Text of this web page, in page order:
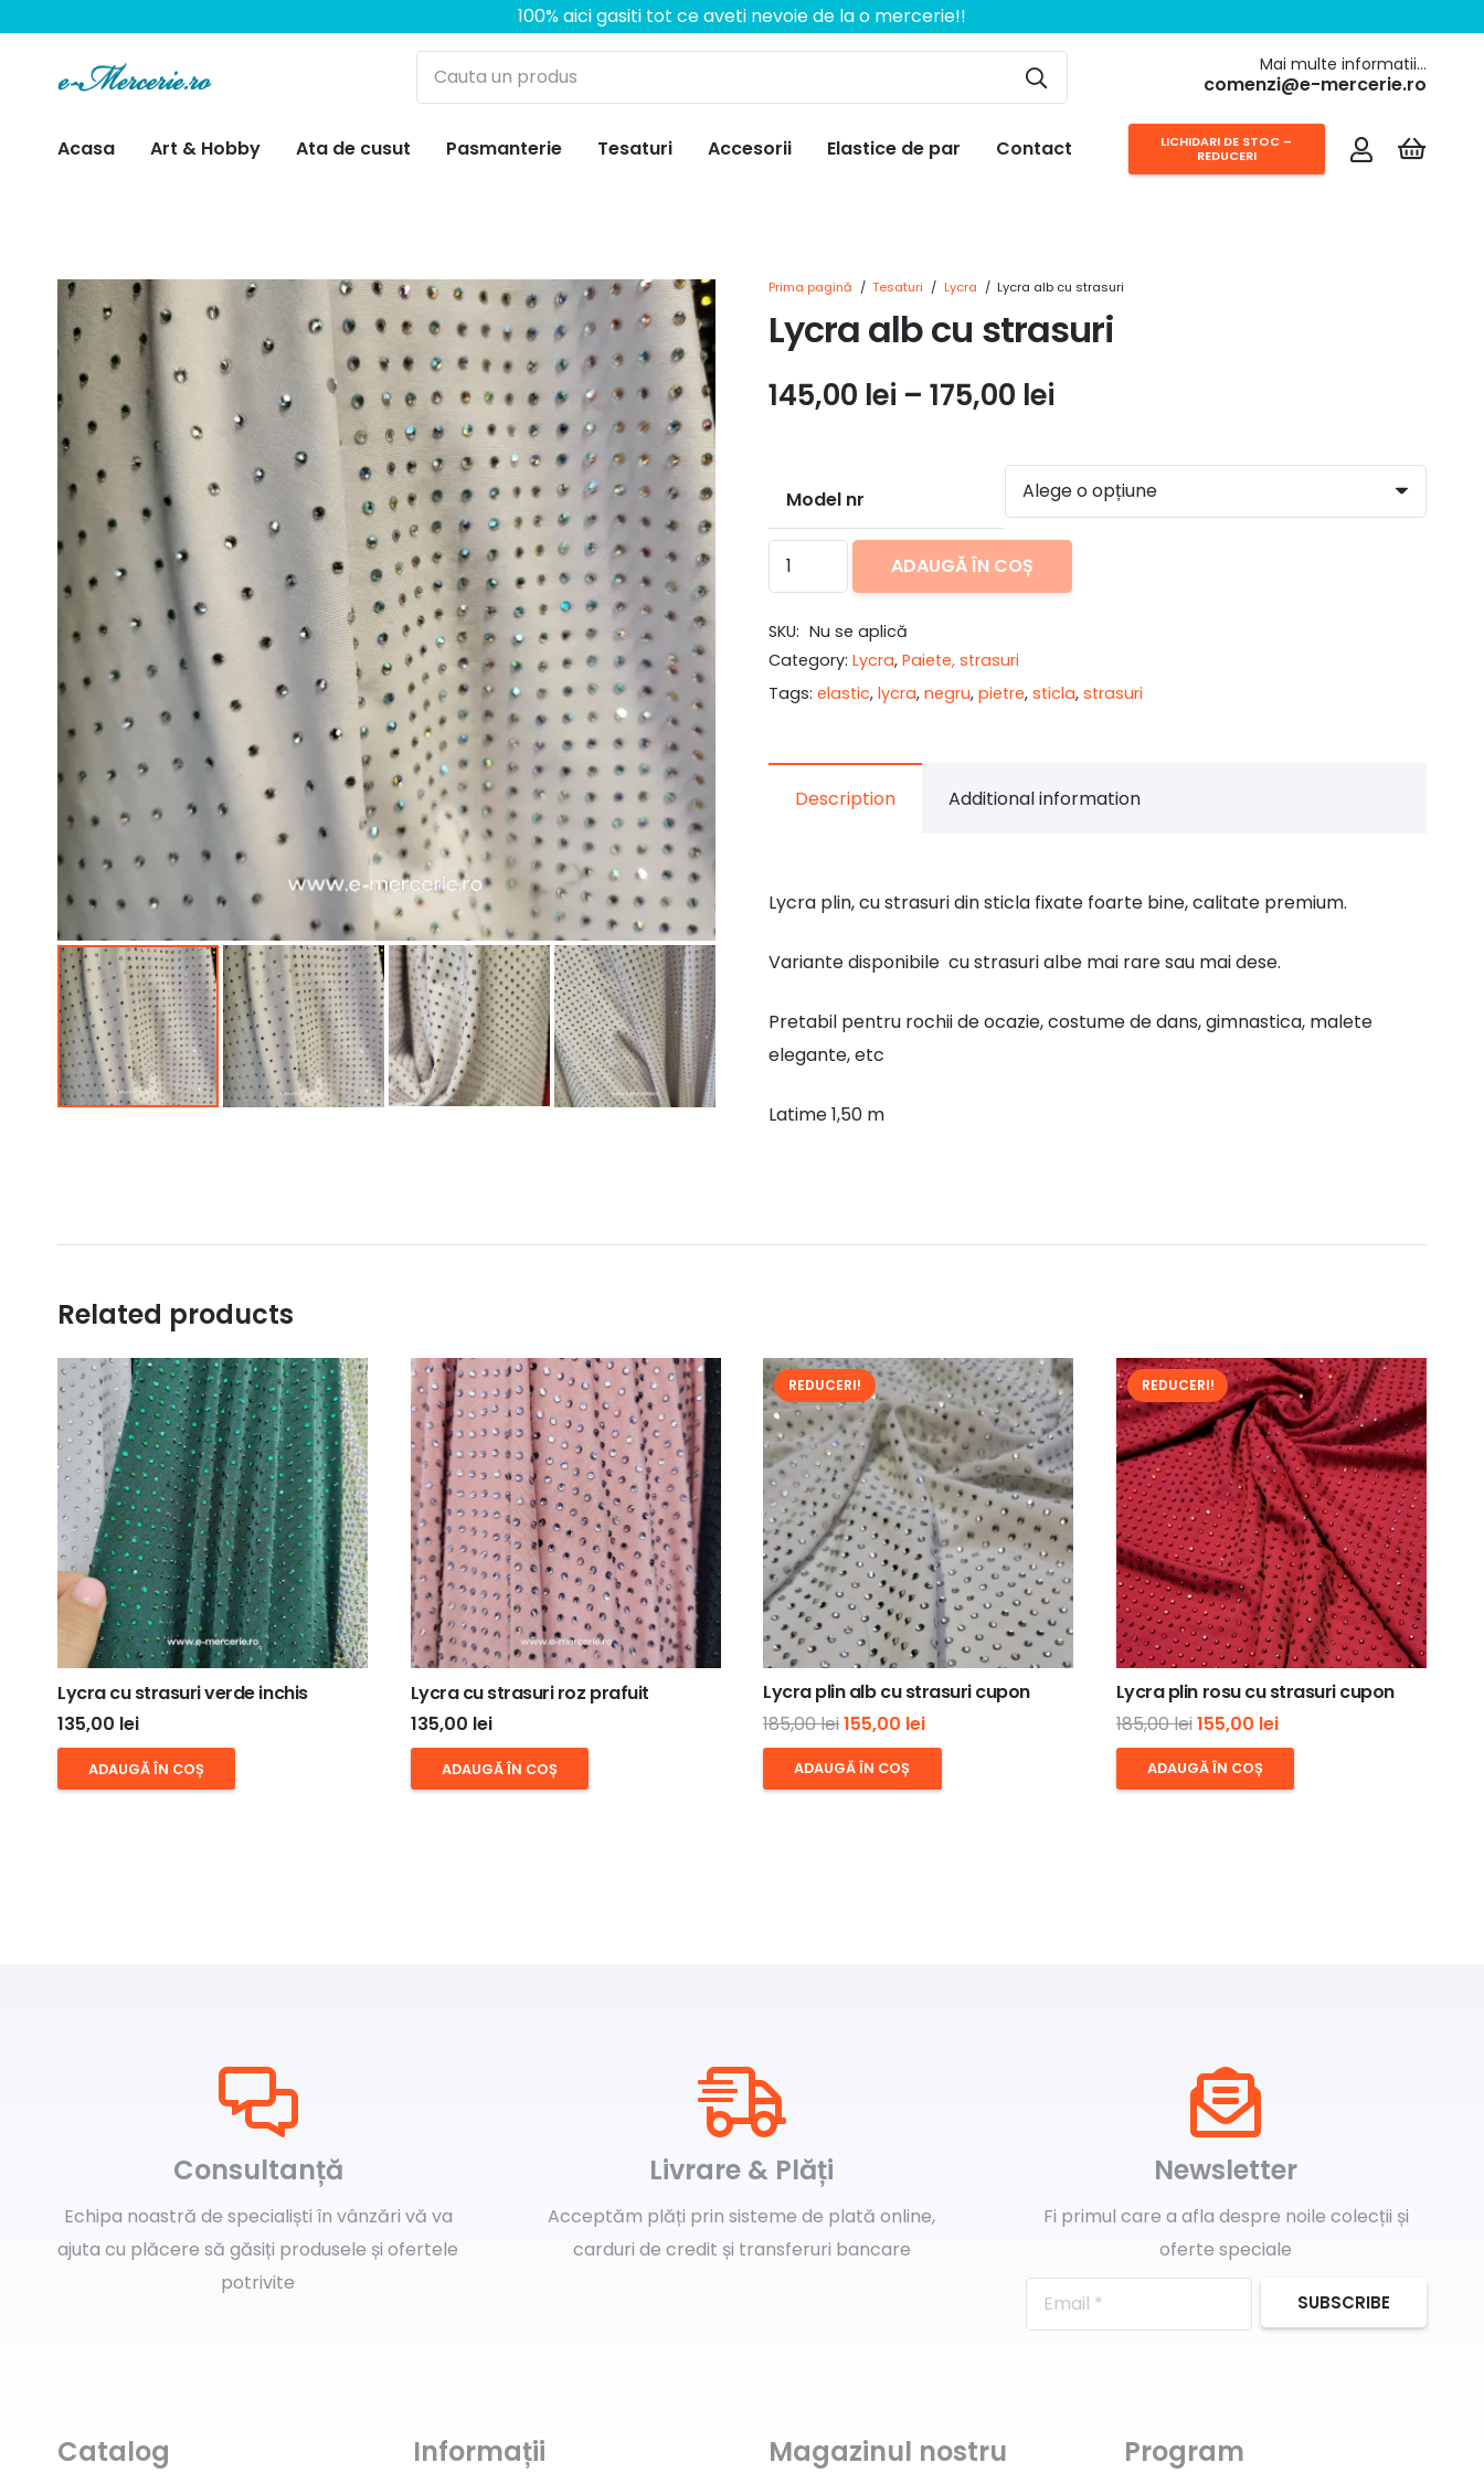
100% aici gasiti tot ce aveti nevoie de la o mercerie!!
Mai multe informatii…
comenzi@e-mercerie.ro
Acasa Art & Hobby Ata de cusut Pasmanterie Tesaturi Accesorii Elastice de par Contact
LICHIDARI DE STOC –
REDUCERI
Prima pagină / Tesaturi / Lycra / Lycra alb cu strasuri
Lycra alb cu strasuri
145,00 lei – 175,00 lei
prețuri:
145,00 lei
până
175,00 lei
Model nr
Cantitate
Lycra
alb
cu
strasuri
ADAUGĂ ÎN COȘ
SKU: Nu se aplică
Category: Lycra, Paiete, strasuri
Tags: elastic, lycra, negru, pietre, sticla, strasuri
Description Additional information
Lycra plin, cu strasuri din sticla fixate foarte bine, calitate premium.
Variante disponibile cu strasuri albe mai rare sau mai dese.
Pretabil pentru rochii de ocazie, costume de dans, gimnastica, malete
elegante, etc
Latime 1,50 m
Related products
Lycra cu strasuri verde inchis
135,00 lei
ADAUGĂ ÎN COȘ
Lycra cu strasuri roz prafuit
135,00 lei
ADAUGĂ ÎN COȘ
REDUCERI!
Lycra plin alb cu strasuri cupon
185,00leiPrețul
inițial
a
155,00 leiPrețul
curent
este:
ADAUGĂ ÎN COȘ
REDUCERI!
Lycra plin rosu cu strasuri cupon
185,00leiPrețul
inițial
a
155,00 leiPrețul
curent
este:
ADAUGĂ ÎN COȘ
Consultanță
Echipa noastră de specialiști în vânzări vă va
ajuta cu plăcere să găsiți produsele și ofertele
potrivite
Livrare & Plăți
Acceptăm plăți prin sisteme de plată online,
carduri de credit și transferuri bancare
Newsletter
Fi primul care a afla despre noile colecții și
oferte speciale
SUBSCRIBE
Catalog Informații Magazinul nostru Program